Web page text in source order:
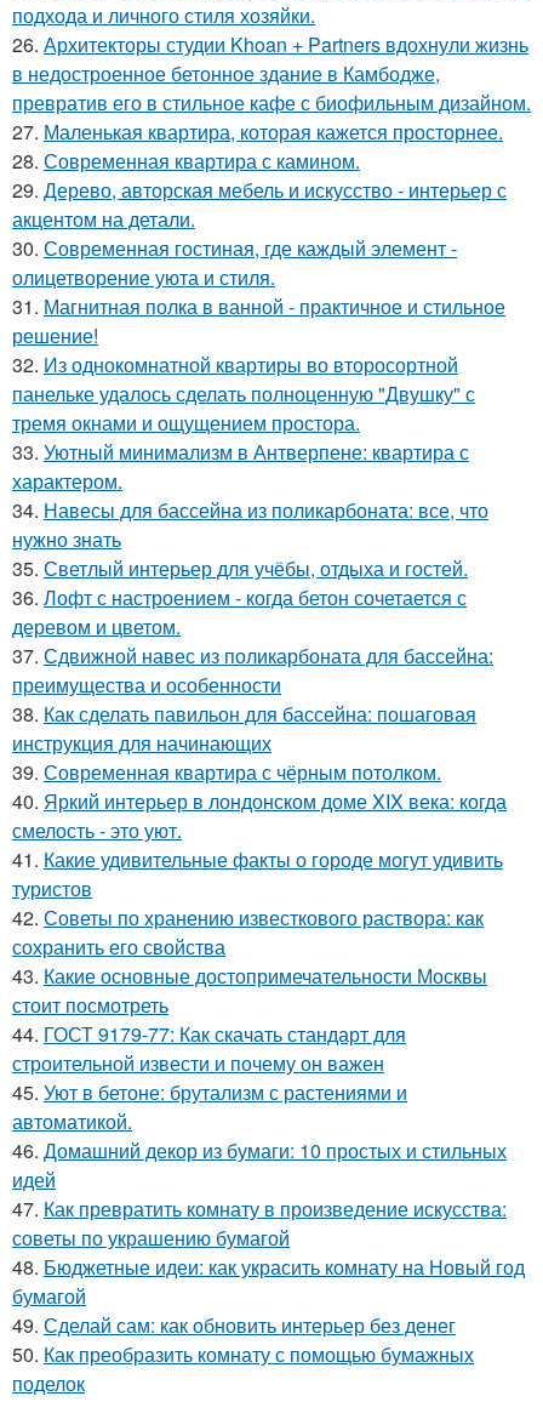
подхода и личного стиля хозяйки.
26. Архитекторы студии Khoan + Partners вдохнули жизнь
в недостроенное бетонное здание в Камбодже,
превратив его в стильное кафе с биофильным дизайном.
27. Маленькая квартира, которая кажется просторнее.
28. Современная квартира с камином.
29. Дерево, авторская мебель и искусство - интерьер с
акцентом на детали.
30. Современная гостиная, где каждый элемент -
олицетворение уюта и стиля.
31. Магнитная полка в ванной - практичное и стильное
решение!
32. Из однокомнатной квартиры во второсортной
панельке удалось сделать полноценную "Двушку" с
тремя окнами и ощущением простора.
33. Уютный минимализм в Антверпене: квартира с
характером.
34. Навесы для бассейна из поликарбоната: все, что
нужно знать
35. Светлый интерьер для учёбы, отдыха и гостей.
36. Лофт с настроением - когда бетон сочетается с
деревом и цветом.
37. Сдвижной навес из поликарбоната для бассейна:
преимущества и особенности
38. Как сделать павильон для бассейна: пошаговая
инструкция для начинающих
39. Современная квартира с чёрным потолком.
40. Яркий интерьер в лондонском доме XIX века: когда
смелость - это уют.
41. Какие удивительные факты о городе могут удивить
туристов
42. Советы по хранению известкового раствора: как
сохранить его свойства
43. Какие основные достопримечательности Москвы
стоит посмотреть
44. ГОСТ 9179-77: Как скачать стандарт для
строительной извести и почему он важен
45. Уют в бетоне: брутализм с растениями и
автоматикой.
46. Домашний декор из бумаги: 10 простых и стильных
идей
47. Как превратить комнату в произведение искусства:
советы по украшению бумагой
48. Бюджетные идеи: как украсить комнату на Новый год
бумагой
49. Сделай сам: как обновить интерьер без денег
50. Как преобразить комнату с помощью бумажных
поделок